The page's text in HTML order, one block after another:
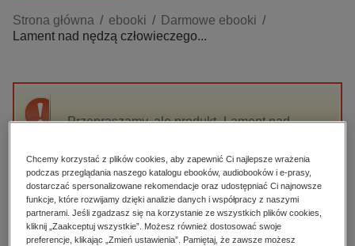
Kategorie
Zobacz wszystkie E-prasa
budownictwo, aranżacja wnętrz
darmowe wydania
edukacja
hobby, sport, rozrywka
komputery, internet, technologie, informatyka
Strona główna ebooki
Darmowe ebooki
Lament nad nędzą człowieczego...
Przepraszamy, ale produkt „Lament nad
High-contrast mode
Polecane
Chcemy korzystać z plików cookies, aby zapewnić Ci najlepsze wrażenia
podczas przeglądania naszego katalogu ebooków, audiobooków i e-prasy,
dostarczać spersonalizowane rekomendacje oraz udostępniać Ci najnowsze
funkcje, które rozwijamy dzięki analizie danych i współpracy z naszymi
partnerami. Jeśli zgadzasz się na korzystanie ze wszystkich plików cookies,
kliknij „Zaakceptuj wszystkie”. Możesz również dostosować swoje
preferencje, klikając „Zmień ustawienia”. Pamiętaj, że zawsze możesz